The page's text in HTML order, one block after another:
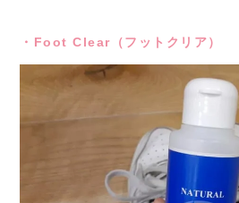
・Foot Clear（フットクリア）